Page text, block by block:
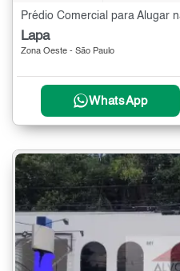
Prédio Comercial para Alugar
Lapa
Zona Oeste - São Paulo
WhatsApp